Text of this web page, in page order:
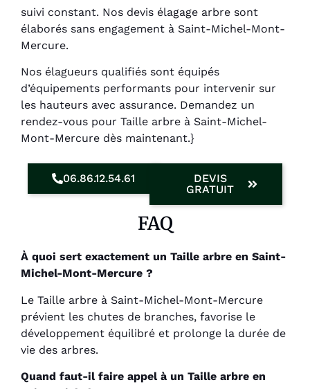
suivi constant. Nos devis élagage arbre sont
élaborés sans engagement à Saint-Michel-Mont-
Mercure.
Nos élagueurs qualifiés sont équipés
d’équipements performants pour intervenir sur
les hauteurs avec assurance. Demandez un
rendez-vous pour Taille arbre à Saint-Michel-
Mont-Mercure dès maintenant.}
06.86.12.54.61
DEVIS
GRATUIT
FAQ
À quoi sert exactement un Taille arbre en Saint-
Michel-Mont-Mercure ?
Le Taille arbre à Saint-Michel-Mont-Mercure
prévient les chutes de branches, favorise le
développement équilibré et prolonge la durée de
vie des arbres.
Quand faut-il faire appel à un Taille arbre en